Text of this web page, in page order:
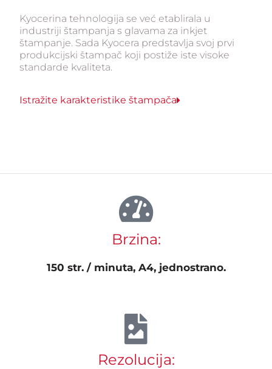
Kyocerina tehnologija se već etablirala u
industriji štampanja s glavama za inkjet
štampanje. Sada Kyocera predstavlja svoj prvi
produkcijski štampač koji postiže iste visoke
standarde kvaliteta.
Istražite karakteristike štampača
Brzina:
150 str. / minuta, A4, jednostrano.
Rezolucija: